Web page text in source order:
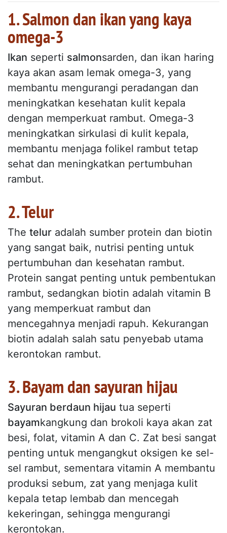
1. Salmon dan ikan yang kaya
omega-3
Ikan seperti salmonsarden, dan ikan haring
kaya akan asam lemak omega-3, yang
membantu mengurangi peradangan dan
meningkatkan kesehatan kulit kepala
dengan memperkuat rambut. Omega-3
meningkatkan sirkulasi di kulit kepala,
membantu menjaga folikel rambut tetap
sehat dan meningkatkan pertumbuhan
rambut.
2. Telur
The telur adalah sumber protein dan biotin
yang sangat baik, nutrisi penting untuk
pertumbuhan dan kesehatan rambut.
Protein sangat penting untuk pembentukan
rambut, sedangkan biotin adalah vitamin B
yang memperkuat rambut dan
mencegahnya menjadi rapuh. Kekurangan
biotin adalah salah satu penyebab utama
kerontokan rambut.
3. Bayam dan sayuran hijau
Sayuran berdaun hijau tua seperti
bayamkangkung dan brokoli kaya akan zat
besi, folat, vitamin A dan C. Zat besi sangat
penting untuk mengangkut oksigen ke sel-
sel rambut, sementara vitamin A membantu
produksi sebum, zat yang menjaga kulit
kepala tetap lembab dan mencegah
kekeringan, sehingga mengurangi
kerontokan.